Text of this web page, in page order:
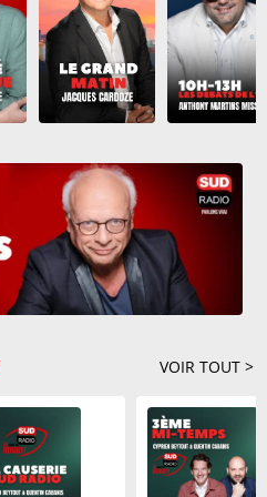
du meurtre du rappeur
s'ouvre ce lundi
femmes : un record
par Demi Vollering
camouflet pour Donald
rejette son plan de
du 12 août : comment
France
de l'eau : la France
VOIR TOUT >